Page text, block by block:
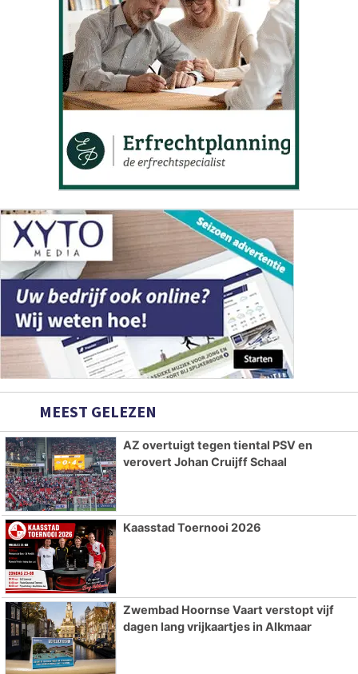
MEEST GELEZEN
AZ overtuigt tegen tiental PSV en
verovert Johan Cruijff Schaal
Kaasstad Toernooi 2026
Zwembad Hoornse Vaart verstopt vijf
dagen lang vrijkaartjes in Alkmaar